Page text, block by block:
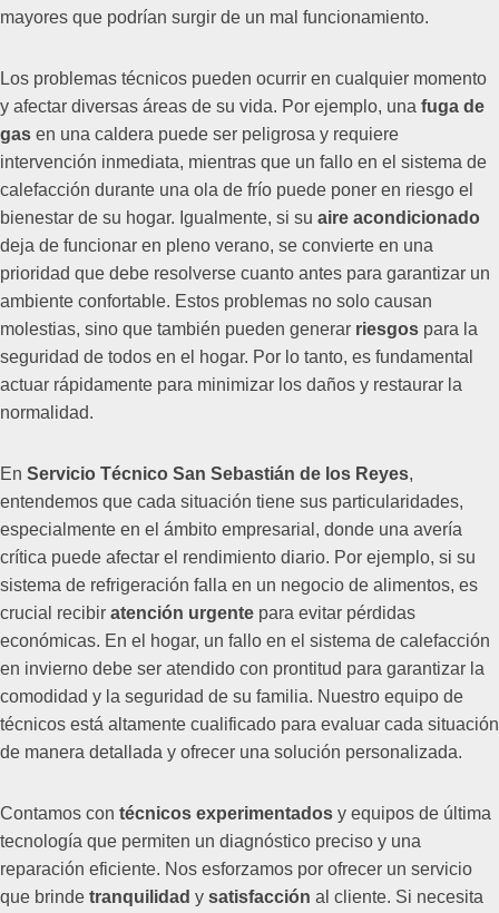
mayores que podrían surgir de un mal funcionamiento.
Los problemas técnicos pueden ocurrir en cualquier momento
y afectar diversas áreas de su vida. Por ejemplo, una fuga de
gas en una caldera puede ser peligrosa y requiere
intervención inmediata, mientras que un fallo en el sistema de
calefacción durante una ola de frío puede poner en riesgo el
bienestar de su hogar. Igualmente, si su aire acondicionado
deja de funcionar en pleno verano, se convierte en una
prioridad que debe resolverse cuanto antes para garantizar un
ambiente confortable. Estos problemas no solo causan
molestias, sino que también pueden generar riesgos para la
seguridad de todos en el hogar. Por lo tanto, es fundamental
actuar rápidamente para minimizar los daños y restaurar la
normalidad.
En Servicio Técnico San Sebastián de los Reyes,
entendemos que cada situación tiene sus particularidades,
especialmente en el ámbito empresarial, donde una avería
crítica puede afectar el rendimiento diario. Por ejemplo, si su
sistema de refrigeración falla en un negocio de alimentos, es
crucial recibir atención urgente para evitar pérdidas
económicas. En el hogar, un fallo en el sistema de calefacción
en invierno debe ser atendido con prontitud para garantizar la
comodidad y la seguridad de su familia. Nuestro equipo de
técnicos está altamente cualificado para evaluar cada situación
de manera detallada y ofrecer una solución personalizada.
Contamos con técnicos experimentados y equipos de última
tecnología que permiten un diagnóstico preciso y una
reparación eficiente. Nos esforzamos por ofrecer un servicio
que brinde tranquilidad y satisfacción al cliente. Si necesita